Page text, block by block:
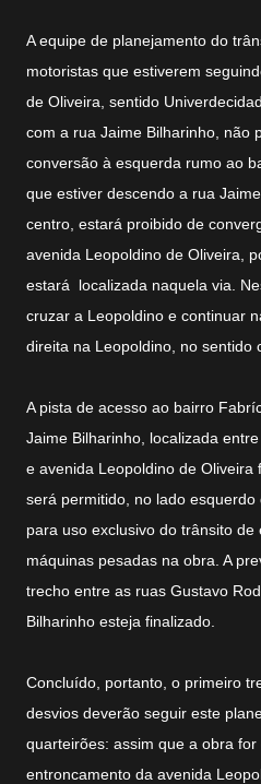
A equipe de planejamento do
motoristas que estiverem
de Oliveira, sentido
com a rua Jaime Bilharinho, não
conversão à esquerda rumo ao
que estiver descendo a rua
centro, estará proibido de
avenida Leopoldino de Oliveira,
estará localizada naquela via.
cruzar a Leopoldino e continuar
direita na Leopoldino, no sentido
A pista de acesso ao bairro
Jaime Bilharinho, localizada
e avenida Leopoldino de Oliveira
será permitido, no lado
para uso exclusivo do trânsito
máquinas pesadas na obra. A
trecho entre as ruas Gustavo
Bilharinho esteja finalizado.
Concluído, portanto, o primeiro
desvios deverão seguir este
quarteirões: assim que a obra
entroncamento da avenida